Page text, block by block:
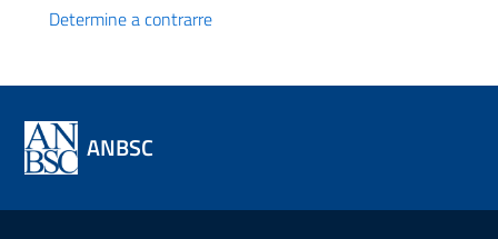
Determine a contrarre
ANBSC